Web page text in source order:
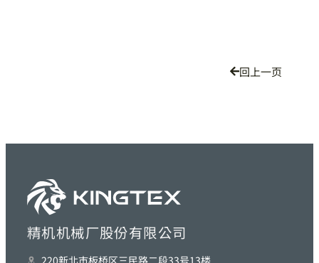
回上一页
精机机械厂股份有限公司